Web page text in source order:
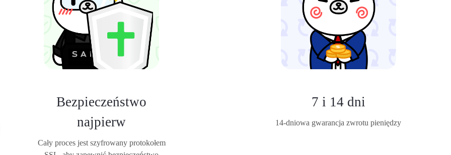
Bezpieczeństwo
najpierw
Cały proces jest szyfrowany protokołem
7 i 14 dni
14-dniowa gwarancja zwrotu pieniędzy